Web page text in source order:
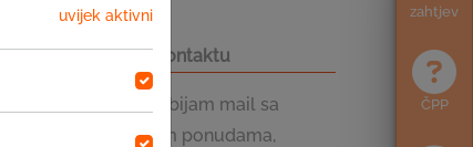
zahtjev
ČPP
uvijek aktivni
Budimo u kontaktu
Želim da dobijam mail sa
promotivnim ponudama,